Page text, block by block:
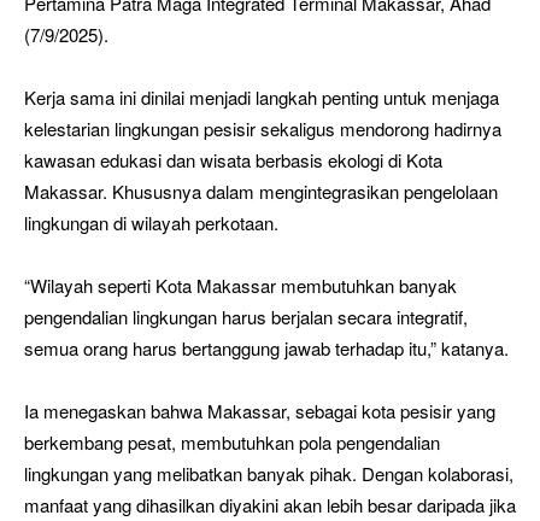
(7/9/2025).
Kerja sama ini dinilai menjadi langkah penting untuk menjaga
kelestarian lingkungan pesisir sekaligus mendorong hadirnya
kawasan edukasi dan wisata berbasis ekologi di Kota
Makassar. Khususnya dalam mengintegrasikan pengelolaan
lingkungan di wilayah perkotaan.
“Wilayah seperti Kota Makassar membutuhkan banyak
pengendalian lingkungan harus berjalan secara integratif,
semua orang harus bertanggung jawab terhadap itu,” katanya.
Ia menegaskan bahwa Makassar, sebagai kota pesisir yang
berkembang pesat, membutuhkan pola pengendalian
lingkungan yang melibatkan banyak pihak. Dengan kolaborasi,
manfaat yang dihasilkan diyakini akan lebih besar daripada jika